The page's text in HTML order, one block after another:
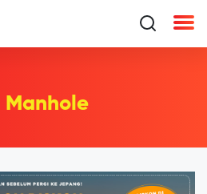
Manhole